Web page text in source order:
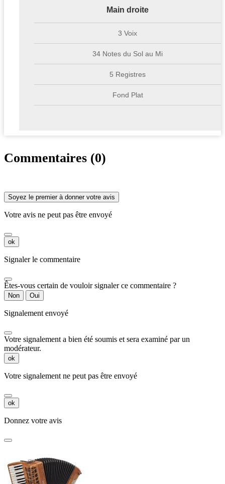
Main droite
3 Voix
34 Notes du Sol au Mi
5 Registres
Fond Plat
Commentaires (0)
Soyez le premier à donner votre avis
Votre avis ne peut pas être envoyé
ok
Signaler le commentaire
Êtes-vous certain de vouloir signaler ce commentaire ?
Non Oui
Signalement envoyé
Votre signalement a bien été soumis et sera examiné par un
modérateur.
ok
Votre signalement ne peut pas être envoyé
ok
Donnez votre avis